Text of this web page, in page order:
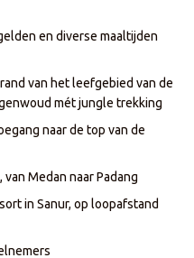
en diverse maaltijden
van het leefgebied van de
mét jungle trekking
naar de top van de
Medan naar Padang
in Sanur, op loopafstand